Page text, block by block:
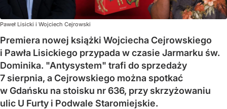
Paweł Lisicki i Wojciech Cejrowski
Premiera nowej książki Wojciecha Cejrowskiego
i Pawła Lisickiego przypada w czasie Jarmarku św.
Dominika. "Antysystem" trafi do sprzedaży
7 sierpnia, a Cejrowskiego można spotkać
w Gdańsku na stoisku nr 636, przy skrzyżowaniu
ulic U Furty i Podwale Staromiejskie.